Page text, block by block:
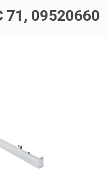
71, 09520660